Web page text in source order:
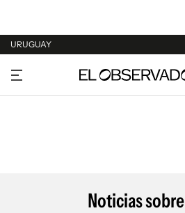
URUGUAY
URUGUAY
ARGENTINA
Noticias sobre